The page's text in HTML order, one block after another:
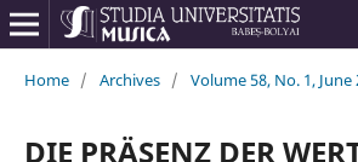
Home / Archives / Volume 58, No. 1, June
DIE PRÄSENZ DER